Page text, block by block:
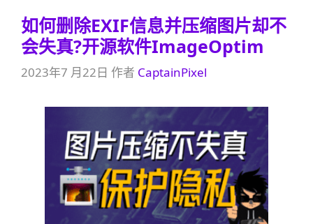
如何删除EXIF信息并压缩图片却不
会失真?开源软件ImageOptim
2023年7 月22日 作者 CaptainPixel